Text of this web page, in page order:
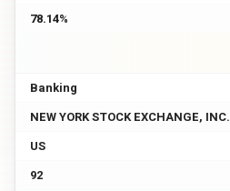
78.14%
Banking
NEW YORK STOCK EXCHANGE, INC.
US
92